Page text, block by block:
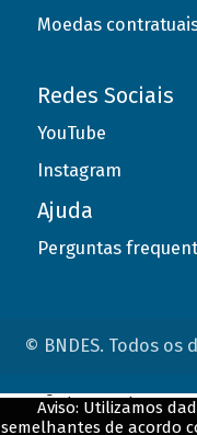
Moedas
Redes Sociais
YouTube
Instagram
Ajuda
Perguntas
© BNDES. Todos os
Aviso: Utilizamos
semelhantes de acordo
ConteÃºdo